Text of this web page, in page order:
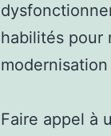
habilités pour
Faire appel à